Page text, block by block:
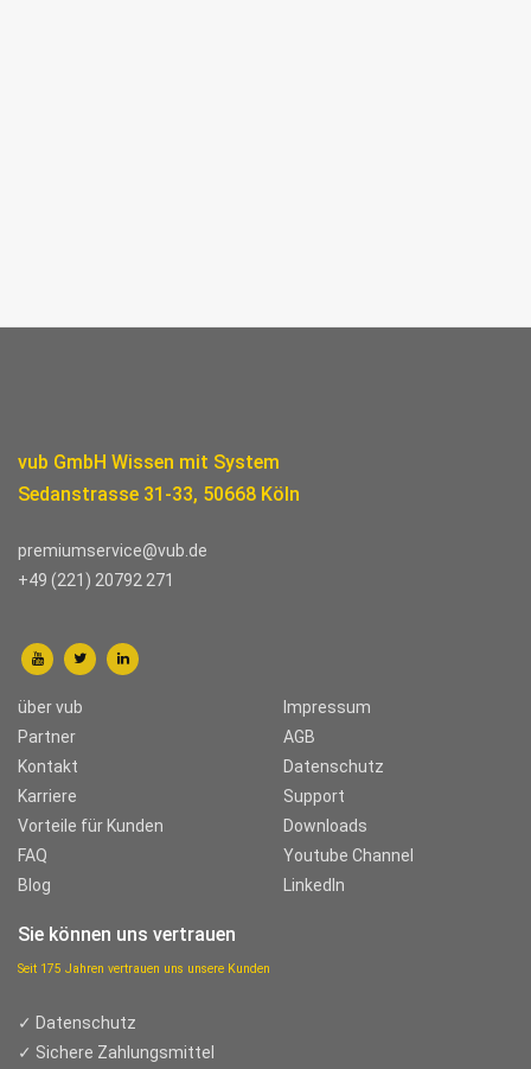
vub GmbH Wissen mit System
Sedanstrasse 31-33, 50668 Köln
premiumservice@vub.de
+49 (221) 20792 271
über vub
Partner
Kontakt
Karriere
Vorteile für Kunden
FAQ
Blog
Impressum
AGB
Datenschutz
Support
Downloads
Youtube Channel
LinkedIn
Sie können uns vertrauen
Seit 175 Jahren vertrauen uns unsere Kunden
✓ Datenschutz
✓ Sichere Zahlungsmittel